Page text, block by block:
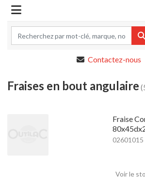
Contactez-nous
Fraises en bout angulaire
Fraise
02601015
Voir le